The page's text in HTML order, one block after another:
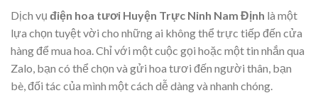
Dịch vụ điện hoa tươi Huyện Trực Ninh Nam Định là một
lựa chọn tuyệt vời cho những ai không thể trực tiếp đến cửa
hàng để mua hoa. Chỉ với một cuộc gọi hoặc một tin nhắn qua
Zalo, bạn có thể chọn và gửi hoa tươi đến người thân, bạn
bè, đối tác của mình một cách dễ dàng và nhanh chóng.